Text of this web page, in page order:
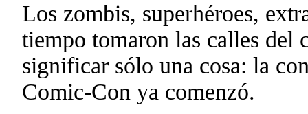
Los zombis, superhéroes,
tiempo tomaron las calles del
significar sólo una cosa: la
Comic-Con ya comenzó.